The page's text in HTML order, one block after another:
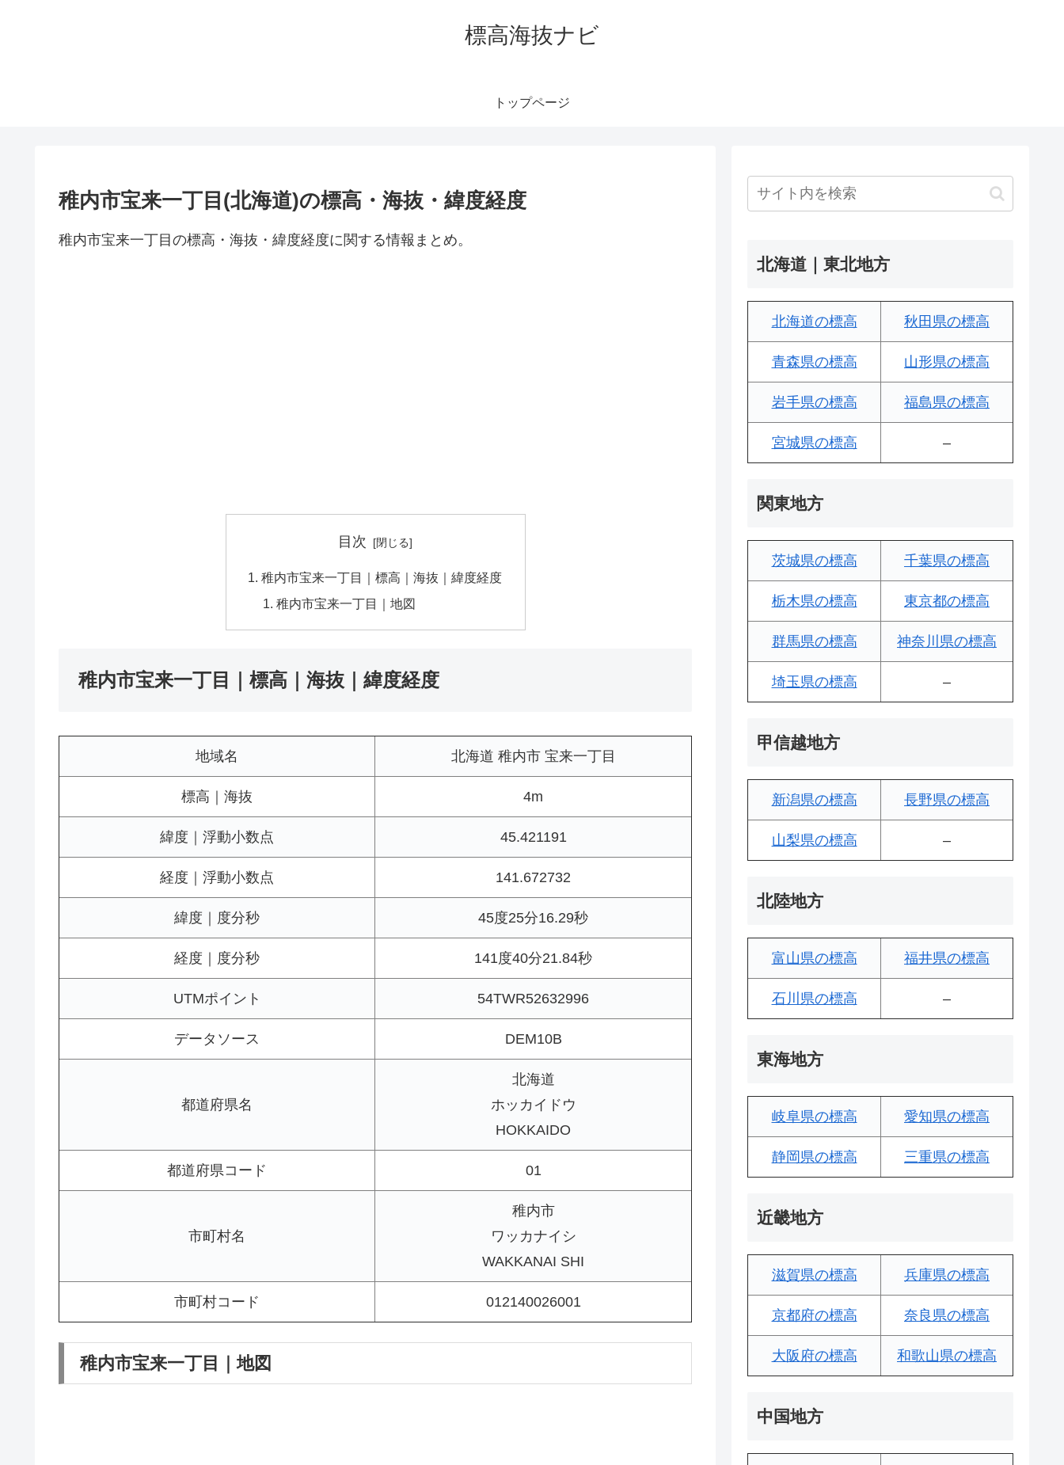
標高海抜ナビ
トップページ
稚内市宝来一丁目(北海道)の標高・海抜・緯度経度
稚内市宝来一丁目の標高・海抜・緯度経度に関する情報まとめ。
目次
稚内市宝来一丁目｜標高｜海抜｜緯度経度
稚内市宝来一丁目｜地図
稚内市宝来一丁目｜標高｜海抜｜緯度経度
地域名 北海道 稚内市 宝来一丁目
標高｜海抜 4m
緯度｜浮動小数点 45.421191
経度｜浮動小数点 141.672732
緯度｜度分秒 45度25分16.29秒
経度｜度分秒 141度40分21.84秒
UTMポイント 54TWR52632996
データソース DEM10B
都道府県名
北海道
ホッカイドウ
HOKKAIDO
都道府県コード 01
市町村名
稚内市
ワッカナイシ
WAKKANAI SHI
市町村コード 012140026001
稚内市宝来一丁目｜地図
北海道｜東北地方
北海道の標高 秋田県の標高
青森県の標高 山形県の標高
岩手県の標高 福島県の標高
宮城県の標高 –
関東地方
茨城県の標高 千葉県の標高
栃木県の標高 東京都の標高
群馬県の標高 神奈川県の標高
埼玉県の標高 –
甲信越地方
新潟県の標高 長野県の標高
山梨県の標高 –
北陸地方
富山県の標高 福井県の標高
石川県の標高 –
東海地方
岐阜県の標高 愛知県の標高
静岡県の標高 三重県の標高
近畿地方
滋賀県の標高 兵庫県の標高
京都府の標高 奈良県の標高
大阪府の標高 和歌山県の標高
中国地方